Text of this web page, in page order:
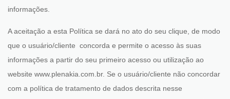
informações.
A aceitação a esta Política se dará no ato do seu clique, de modo
que o usuário/cliente concorda e permite o acesso às suas
informações a partir do seu primeiro acesso ou utilização ao
website www.plenakia.com.br. Se o usuário/cliente não concordar
com a política de tratamento de dados descrita nesse